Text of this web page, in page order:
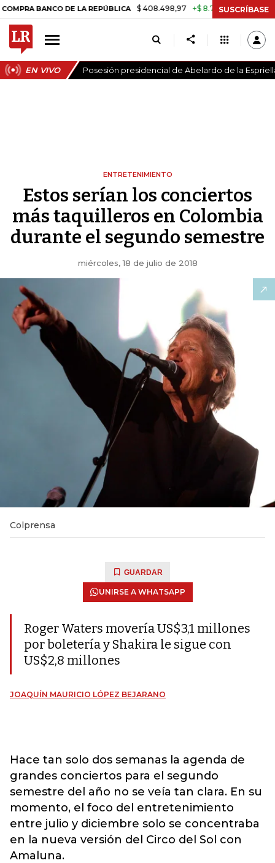
DE LA REPÚBLICA $ 408.498,97 +$ 8.753,81 +2,19% TASA
SUSCRÍBASE
EN VIVO Posesión presidencial de Abelardo de la
ENTRETENIMIENTO
Estos serían los conciertos
más taquilleros en Colombia
durante el segundo semestre
miércoles, 18 de julio de 2018
Colprensa
GUARDAR
UNIRSE A WHATSAPP
Roger Waters movería US$3,1 millones
por boletería y Shakira le sigue con
US$2,8 millones
JOAQUÍN MAURICIO LÓPEZ BEJARANO
Hace tan solo dos semanas la agenda de
grandes conciertos para el segundo
semestre del año no se veía tan clara. En su
momento, el foco del entretenimiento
entre julio y diciembre solo se concentraba
en la nueva versión del Circo del Sol con
Amaluna.